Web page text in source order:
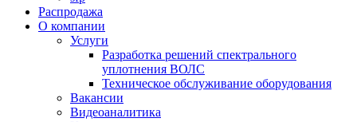
Распродажа
О компании
Услуги
Разработка решений спектрального
уплотнения ВОЛС
Техническое обслуживание оборудования
Вакансии
Видеоаналитика